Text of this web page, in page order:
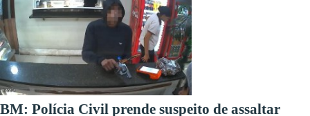
BM: Polícia Civil prende suspeito de assaltar